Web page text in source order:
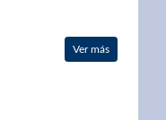
Ver más